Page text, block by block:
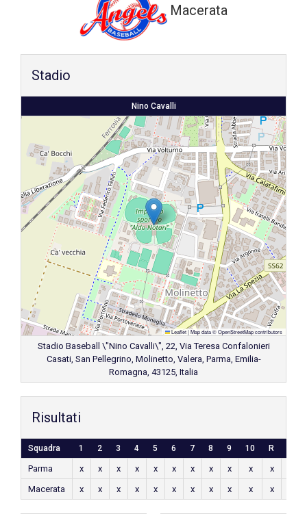
ShopMacerata
Stadio
Nino Cavalli
Leaflet|Map data ©OpenStreetMapcontributors
Stadio Baseball \"Nino Cavalli\", 22, Via Teresa Confalonieri
Casati, San Pellegrino, Molinetto, Valera, Parma, Emilia-
Romagna, 43125, Italia
Risultati
Squadra 1 2 3 4 5 6 7 8 9 10 R
Parma x x x x x x x x x x x
Macerata
x x x x x x x x x x x